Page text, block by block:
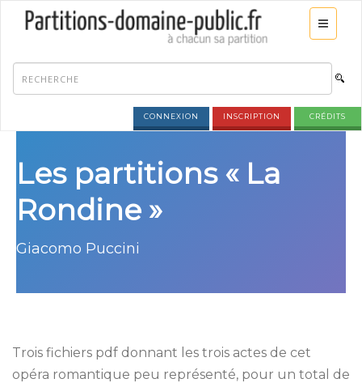
CONNEXION INSCRIPTION CRÉDITS
Les partitions « La
Rondine »
Giacomo Puccini
Trois fichiers pdf donnant les trois actes de cet
opéra romantique peu représenté, pour un total de